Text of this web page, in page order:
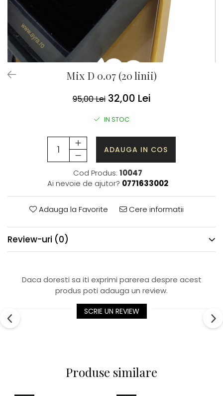
Mix D 0.07 (20 linii)
95,00 Lei 32,00 Lei
IN STOC
ADAUGA IN COS
Cod Produs: 10047
Ai nevoie de ajutor? 0771633002
Adauga la Favorite Cere informatii
Review-uri (0)
Daca doresti sa iti exprimi parerea despre acest
produs poti adauga un review.
SCRIE UN REVIEW
Produse similare